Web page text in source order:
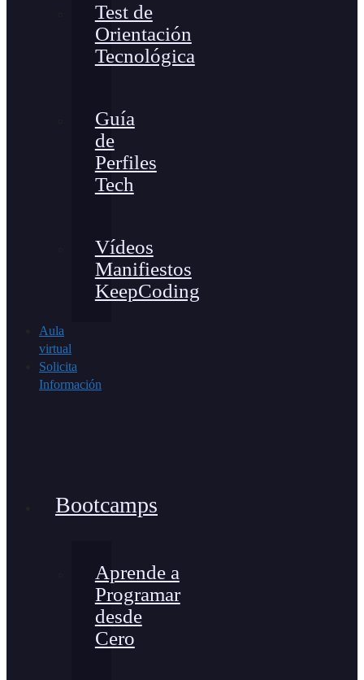
Test de
Orientación
Tecnológica
Guía
de
Perfiles
Tech
Vídeos
Manifiestos
KeepCoding
Aula
virtual
Solicita
Información
Bootcamps
Aprende a
Programar
desde
Cero